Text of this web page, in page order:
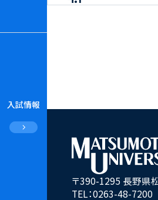
入試情報
〒390-1295 長野県
TEL：0263-48-7200